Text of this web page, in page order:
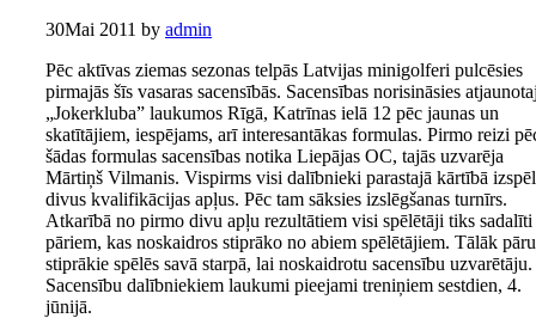
30Mai 2011 by admin
Pēc aktīvas ziemas sezonas telpās Latvijas minigolferi pulcēsies
pirmajās šīs vasaras sacensībās. Sacensības norisināsies
„Jokerkluba” laukumos Rīgā, Katrīnas ielā 12 pēc jaunas un
skatītājiem, iespējams, arī interesantākas formulas. Pirmo reizi
šādas formulas sacensības notika Liepājas OC, tajās uzvarēja
Mārtiņš Vilmanis. Vispirms visi dalībnieki parastajā kārtībā
divus kvalifikācijas apļus. Pēc tam sāksies izslēgšanas turnīrs.
Atkarībā no pirmo divu apļu rezultātiem visi spēlētāji tiks sadalīti
pāriem, kas noskaidros stiprāko no abiem spēlētājiem. Tālāk pāru
stiprākie spēlēs savā starpā, lai noskaidrotu sacensību uzvarētāju.
Sacensību dalībniekiem laukumi pieejami treniņiem sestdien, 4.
jūnijā.